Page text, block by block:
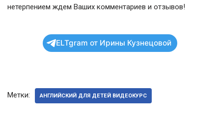
нетерпением ждем Ваших комментариев и отзывов!
ELTgram от Ирины Кузнецовой
Метки: АНГЛИЙСКИЙ ДЛЯ ДЕТЕЙ ВИДЕОКУРС